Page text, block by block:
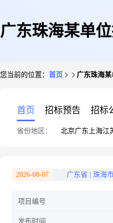
广东珠海某单
您当前的位置： 首页 广东珠海
首页 招标预告 招标
省份地区： 北京广东 上海江
2026-08-07 广东省 珠海
项目编号
发布时间